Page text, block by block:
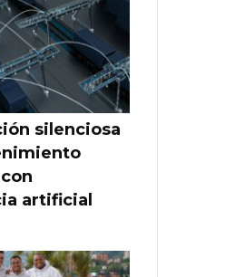
silenciosa
artificial